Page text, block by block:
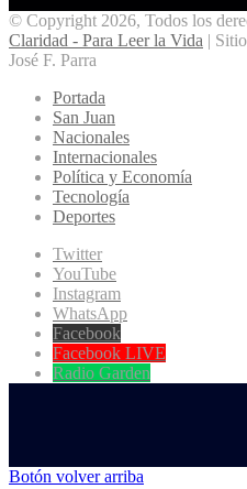
© Copyright 2026, Todos los
Claridad - Para Leer la Vida |
José F. Parra
Portada
San Juan
Nacionales
Internacionales
Política y Economía
Tecnología
Deportes
Twitter
YouTube
Instagram
WhatsApp
Facebook
Facebook LIVE
Radio Garden
Botón volver arriba